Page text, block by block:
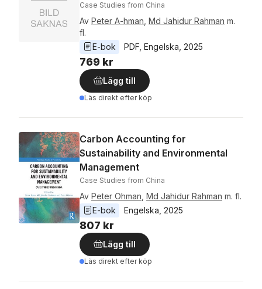
Case Studies from China
Av Peter A-hman Md Jahidur Rahman m.
fl.
E-bok
PDF Engelska 2025
769 kr
Lägg till
Läs direkt efter köp
Carbon Accounting for
Sustainability and Environmental
Management
Case Studies from China
Av Peter Ohman Md Jahidur Rahman m. fl.
E-bok
Engelska 2025
807 kr
Lägg till
Läs direkt efter köp